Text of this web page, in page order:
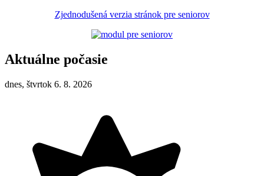
Zjednodušená verzia stránok pre seniorov
Aktuálne počasie
dnes, štvrtok 6. 8. 2026